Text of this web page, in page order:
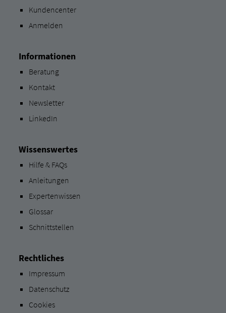
Kundencenter
Anmelden
Informationen
Beratung
Kontakt
Newsletter
LinkedIn
Wissenswertes
Hilfe & FAQs
Anleitungen
Expertenwissen
Glossar
Schnittstellen
Rechtliches
Impressum
Datenschutz
Cookies